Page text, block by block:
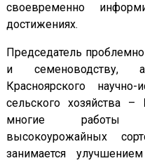
своевременно
достижениях.
Председатель
и семеноводству,
Красноярского научно-
сельского хозяйства –
многие работы
высокоурожайных
занимается